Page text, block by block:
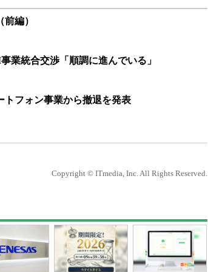
編）
業統合交渉「順調に進んでいる」
トフォン事業から撤退を発表
Copyright © ITmedia, Inc. All Rights Reserved.